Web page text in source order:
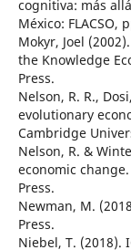
cognitiva: más
México: FLACSO,
Mokyr, Joel
the Knowledge
Press.
Nelson, R. R.,
evolutionary
Cambridge
Nelson, R. &
economic
Press.
Newman, M.
Press.
Niebel, T. (2018).